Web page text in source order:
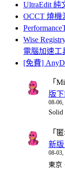
UltraEdit 純
OCCT 燒機
Wise
電腦加速工
[免費]
「
版
08-06,
「
新版
08-03,
東京